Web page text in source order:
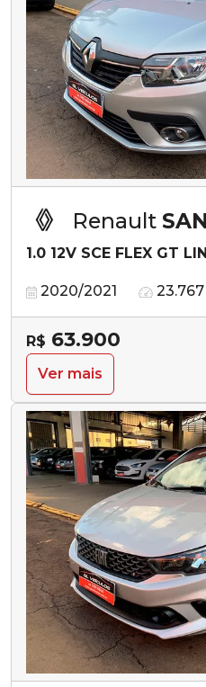
Renault
1.0 12V SCE FLEX GT
2020/2021
R$ 63.900
Ver mais